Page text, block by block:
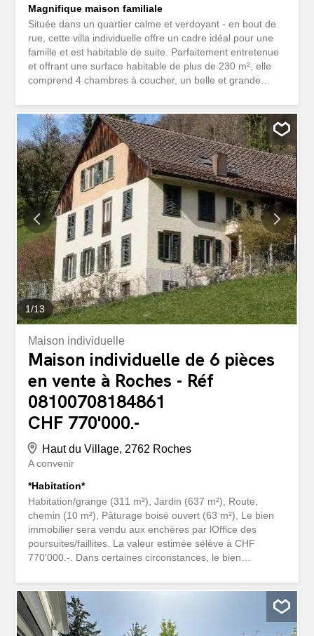
Magnifique maison familiale
Située dans un quartier calme et verdoyant - en bout de
rue, cette villa individuelle offre un cadre idéal pour une
famille et est habitable de suite. Parfaitement entretenue
et offrant une surface habitable de plus de 230 m², elle
comprend 4 chambres à coucher, un belle et grande
compléter ce bien exceptionnel, un magnifique jardin
engazonné et arboré, un jardin potager avec verger, un
petit chalet, une terrasse couverte de 18 m2, un garage
et de nombreuses places de parc. Tout est prévu pour
une vie tranquille et confortable. Une opportunité rare
dans un quartier recherché. Une véritable maison de rêve
à ne pas manquer.
1/13
Maison individuelle
Maison individuelle de 6 pièces
en vente à Roches - Réf
08100708184861
CHF 770'000.-
Haut du Village, 2762 Roches
A convenir
*Habitation*
Habitation/grange (311 m²), Jardin (637 m²), Route,
chemin (10 m²), Pâturage boisé ouvert (63 m²), Le bien
immobilier sera vendu aux enchères par lOffice des
poursuites/faillites. La valeur estimée sélève à CHF
770'000.-. Dans certaines circonstances, le bien
estimée. Vous trouverez dans notre CATALOGUE DES
VENTES AUX ENCHÈRES d'autres biens immobiliers à
prix intéressants dans les environs. Pour de plus amples
informations concernant le bien immobilier visé ci-dessus